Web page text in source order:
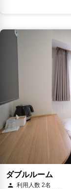
ダブルルーム
利用人数 2名